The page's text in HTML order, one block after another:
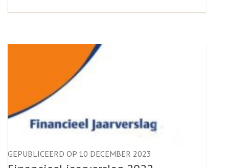
GEPUBLICEERD OP 10 DECEMBER 2023